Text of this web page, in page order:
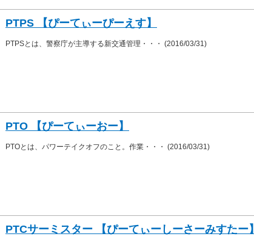
PTPS 【ぴーてぃーぴーえす】
PTPSとは、警察庁が主導する新交通管理・・・ (2016/03/31)
PTO 【ぴーてぃーおー】
PTOとは、パワーテイクオフのこと。作業・・・ (2016/03/31)
PTCサーミスター 【ぴーてぃーしーさーみすたー】